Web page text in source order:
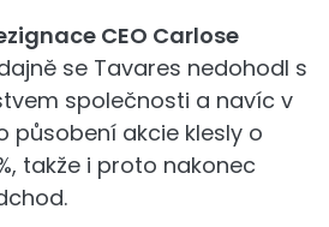
CEO Carlose
se Tavares nedohodl s
společnosti a navíc v
působení akcie klesly o
takže i proto nakonec